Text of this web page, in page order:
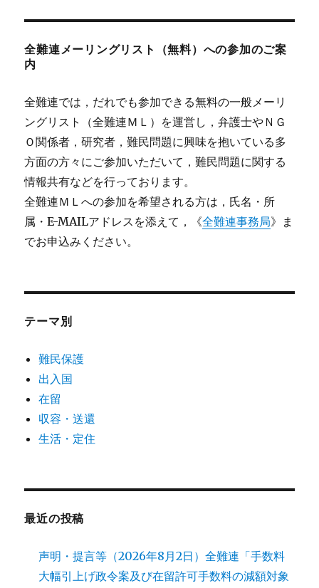
全難連メーリングリスト（無料）への参加のご案
内
全難連では，だれでも参加できる無料の一般メーリ
ングリスト（全難連ＭＬ）を運営し，弁護士やＮＧ
Ｏ関係者，研究者，難民問題に興味を抱いている多
方面の方々にご参加いただいて，難民問題に関する
情報共有などを行っております。
全難連ＭＬへの参加を希望される方は，氏名・所
属・E-MAILアドレスを添えて，《全難連事務局》ま
でお申込みください。
テーマ別
難民保護
出入国
在留
収容・送還
生活・定住
最近の投稿
声明・提言等（2026年8月2日）全難連「手数料
大幅引上げ政令案及び在留許可手数料の減額対象